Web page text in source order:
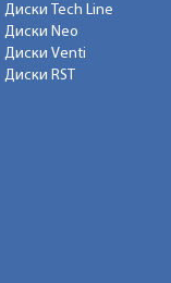
Диски Tech Line
Диски Neo
Диски Venti
Диски RST